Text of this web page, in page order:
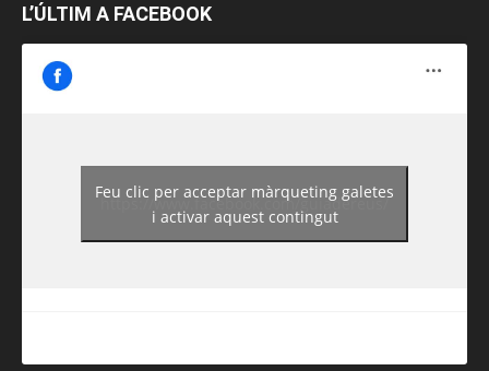
L’ÚLTIM A FACEBOOK
https://www.facebook.com/guiadereus/
Feu clic per acceptar màrqueting galetes
i activar aquest contingut